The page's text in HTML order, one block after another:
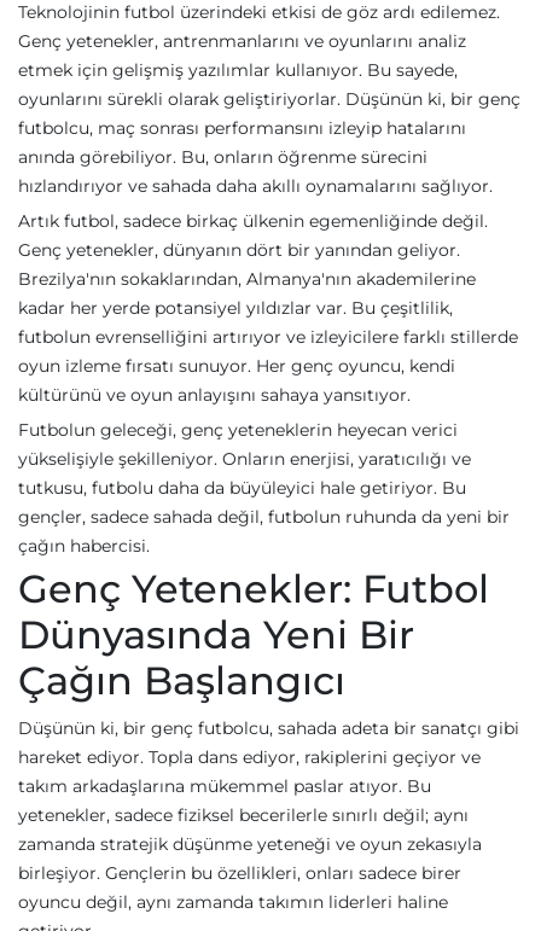
Teknolojinin futbol üzerindeki etkisi de göz ardı edilemez.
Genç yetenekler, antrenmanlarını ve oyunlarını analiz
etmek için gelişmiş yazılımlar kullanıyor. Bu sayede,
oyunlarını sürekli olarak geliştiriyorlar. Düşünün ki, bir genç
futbolcu, maç sonrası performansını izleyip hatalarını
anında görebiliyor. Bu, onların öğrenme sürecini
hızlandırıyor ve sahada daha akıllı oynamalarını sağlıyor.
Artık futbol, sadece birkaç ülkenin egemenliğinde değil.
Genç yetenekler, dünyanın dört bir yanından geliyor.
Brezilya'nın sokaklarından, Almanya'nın akademilerine
kadar her yerde potansiyel yıldızlar var. Bu çeşitlilik,
futbolun evrenselliğini artırıyor ve izleyicilere farklı stillerde
oyun izleme fırsatı sunuyor. Her genç oyuncu, kendi
kültürünü ve oyun anlayışını sahaya yansıtıyor.
Futbolun geleceği, genç yeteneklerin heyecan verici
yükselişiyle şekilleniyor. Onların enerjisi, yaratıcılığı ve
tutkusu, futbolu daha da büyüleyici hale getiriyor. Bu
gençler, sadece sahada değil, futbolun ruhunda da yeni bir
çağın habercisi.
Genç Yetenekler: Futbol
Dünyasında Yeni Bir
Çağın Başlangıcı
Düşünün ki, bir genç futbolcu, sahada adeta bir sanatçı gibi
hareket ediyor. Topla dans ediyor, rakiplerini geçiyor ve
takım arkadaşlarına mükemmel paslar atıyor. Bu
yetenekler, sadece fiziksel becerilerle sınırlı değil; aynı
zamanda stratejik düşünme yeteneği ve oyun zekasıyla
birleşiyor. Gençlerin bu özellikleri, onları sadece birer
oyuncu değil, aynı zamanda takımın liderleri haline